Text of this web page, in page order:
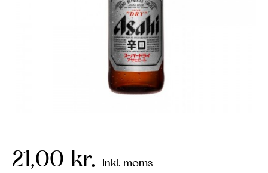
21,00 kr. Inkl. moms